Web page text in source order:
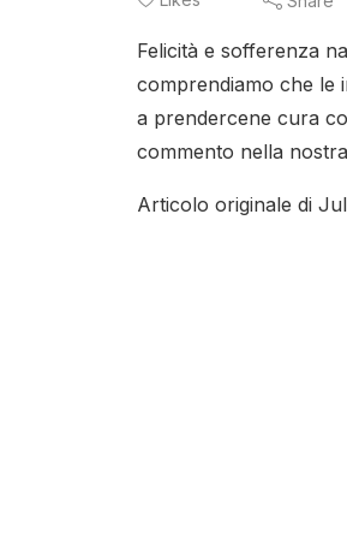
Felicità e sofferenza
comprendiamo che le
a prendercene cura
commento nella
Articolo originale di